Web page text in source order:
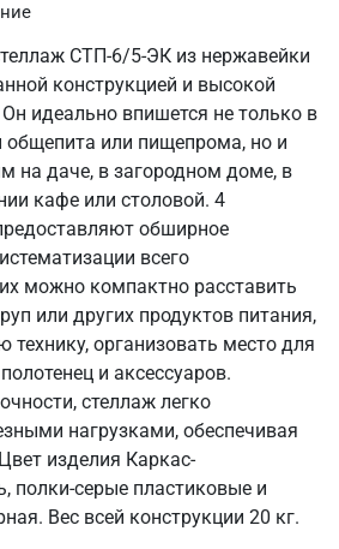
СТП-6/5-ЭК из нержавейки
конструкцией и высокой
идеально впишется не только в
общепита или пищепрома, но и
на даче, в загородном доме, в
кафе или столовой. 4
обширное
всего
можно компактно расставить
или других продуктов питания,
организовать место для
и аксессуаров.
стеллаж легко
нагрузками, обеспечивая
изделия Каркас-
полки-серые пластиковые и
Вес всей конструкции 20 кг.